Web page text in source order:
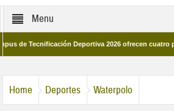
Menu
Tecnificación Deportiva 2026 ofrecen cuatro
Home Deportes Waterpolo